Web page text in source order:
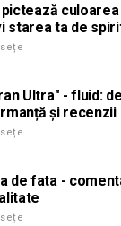
pictează
starea ta de
Ultra" - fluid:
și recenzii
de fata -